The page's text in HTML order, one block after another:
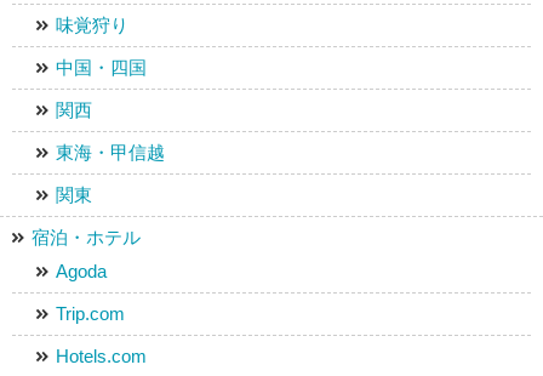
味覚狩り
中国・四国
関西
東海・甲信越
関東
宿泊・ホテル
Agoda
Trip.com
Hotels.com